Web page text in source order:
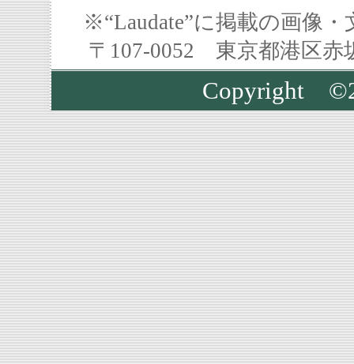
※“Laudate”に掲載の画像
〒107-0052 東京都港区
Copyright